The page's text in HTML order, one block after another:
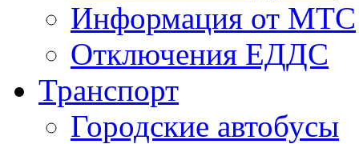
Информация от МТС
Отключения ЕДДС
Транспорт
Городские автобусы